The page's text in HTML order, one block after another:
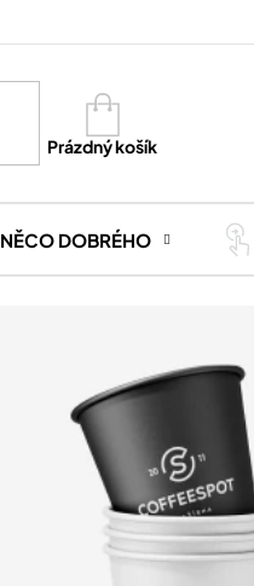
Nákupní
košík
Prázdný košík
NĚCO DOBRÉHO